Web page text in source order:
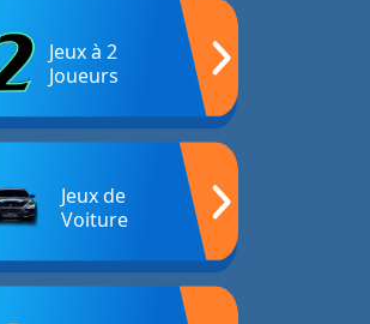
Jeux à 2
Joueurs
Jeux de
Voiture